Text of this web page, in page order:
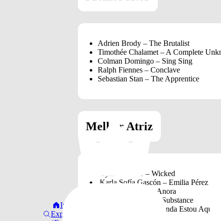
Início
Explorar
Adrien Brody – The Brutalist
Timothée Chalamet – A Complete
Colman Domingo – Sing Sing
Ralph Fiennes – Conclave
Sebastian Stan – The Apprentice
Melhor Atriz
Cynthia Erivo – Wicked
Karla Sofía Gascón – Emilia Pérez
Mikey Madison – Anora
Demi Moore – The Substance
Fernanda Torres – Ainda Estou Aqui